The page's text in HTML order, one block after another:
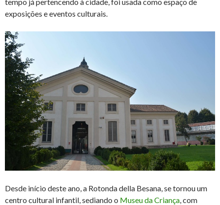
tempo já pertencendo à cidade, foi usada como espaço de
exposições e eventos culturais.
Desde início deste ano, a Rotonda della Besana, se tornou um
centro cultural infantil, sediando o Museu da Criança, com